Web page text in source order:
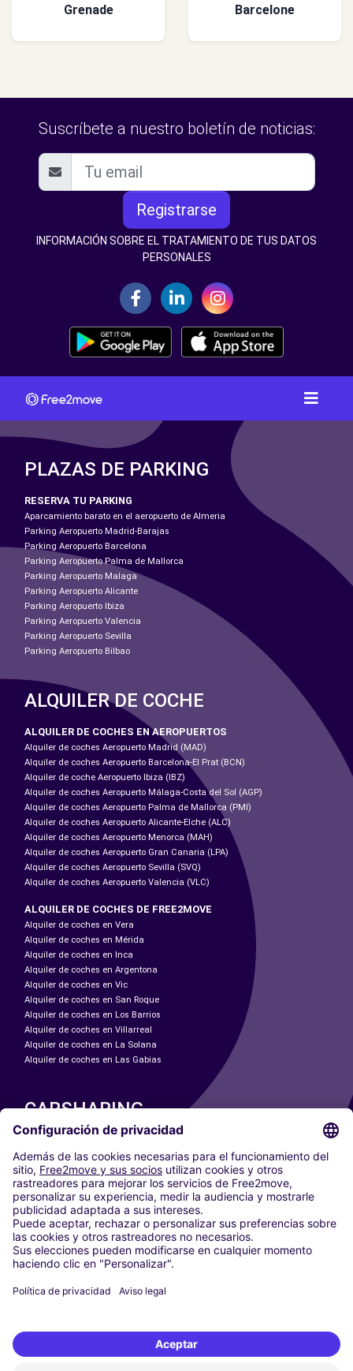
Grenade Barcelone
Suscríbete a nuestro boletín de noticias:
Registrarse
INFORMACIÓN SOBRE EL TRATAMIENTO DE TUS DATOS
PERSONALES
PLAZAS DE PARKING
RESERVA TU PARKING
Aparcamiento barato en el aeropuerto de Almeria
Parking Aeropuerto Madrid-Barajas
Parking Aeropuerto Barcelona
Parking Aeropuerto Palma de Mallorca
Parking Aeropuerto Malaga
Parking Aeropuerto Alicante
Parking Aeropuerto Ibiza
Parking Aeropuerto Valencia
Parking Aeropuerto Sevilla
Parking Aeropuerto Bilbao
ALQUILER DE COCHE
ALQUILER DE COCHES EN AEROPUERTOS
Alquiler de coches Aeropuerto Madrid (MAD)
Alquiler de coches Aeropuerto Barcelona-El Prat (BCN)
Alquiler de coche Aeropuerto Ibiza (IBZ)
Alquiler de coches Aeropuerto Málaga-Costa del Sol (AGP)
Alquiler de coches Aeropuerto Palma de Mallorca (PMI)
Alquiler de coches Aeropuerto Alicante-Elche (ALC)
Alquiler de coches Aeropuerto Menorca (MAH)
Alquiler de coches Aeropuerto Gran Canaria (LPA)
Alquiler de coches Aeropuerto Sevilla (SVQ)
Alquiler de coches Aeropuerto Valencia (VLC)
ALQUILER DE COCHES DE FREE2MOVE
Alquiler de coches en Vera
Alquiler de coches en Mérida
Alquiler de coches en Inca
Alquiler de coches en Argentona
Alquiler de coches en Vic
Alquiler de coches en San Roque
Alquiler de coches en Los Barrios
Alquiler de coches en Villarreal
Alquiler de coches en La Solana
Alquiler de coches en Las Gabias
CARSHARING
NUESTRAS CIUDADES
Paris
Madrid
Washington DC
Milán
Roma
Turín
Viena
Berlín
Düsseldorf